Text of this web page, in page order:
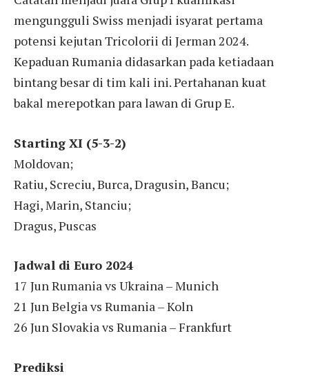
mengungguli Swiss menjadi isyarat pertama
potensi kejutan Tricolorii di Jerman 2024.
Kepaduan Rumania didasarkan pada ketiadaan
bintang besar di tim kali ini. Pertahanan kuat
bakal merepotkan para lawan di Grup E.
Starting XI (5-3-2)
Moldovan;
Ratiu, Screciu, Burca, Dragusin, Bancu;
Hagi, Marin, Stanciu;
Dragus, Puscas
Jadwal di Euro 2024
17 Jun Rumania vs Ukraina – Munich
21 Jun Belgia vs Rumania – Koln
26 Jun Slovakia vs Rumania – Frankfurt
Prediksi